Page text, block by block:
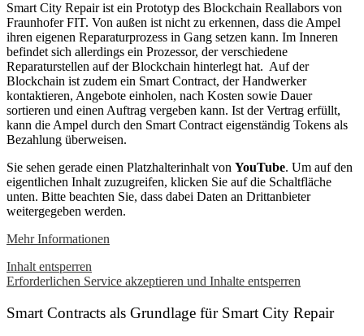
Smart City Repair ist ein Prototyp des Blockchain Reallabors von
Fraunhofer FIT. Von außen ist nicht zu erkennen, dass die Ampel
ihren eigenen Reparaturprozess in Gang setzen kann. Im Inneren
befindet sich allerdings ein Prozessor, der verschiedene
Reparaturstellen auf der Blockchain hinterlegt hat. Auf der
Blockchain ist zudem ein Smart Contract, der Handwerker
kontaktieren, Angebote einholen, nach Kosten sowie Dauer
sortieren und einen Auftrag vergeben kann. Ist der Vertrag erfüllt,
kann die Ampel durch den Smart Contract eigenständig Tokens als
Bezahlung überweisen.
Sie sehen gerade einen Platzhalterinhalt von YouTube. Um auf den
eigentlichen Inhalt zuzugreifen, klicken Sie auf die Schaltfläche
unten. Bitte beachten Sie, dass dabei Daten an Drittanbieter
weitergegeben werden.
Mehr Informationen
Inhalt entsperren
Erforderlichen Service akzeptieren und Inhalte entsperren
Smart Contracts als Grundlage für Smart City Repair